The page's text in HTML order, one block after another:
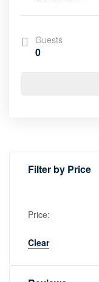
Guests
0
Filter by Price
Price:
Clear